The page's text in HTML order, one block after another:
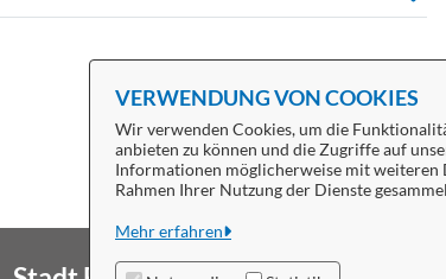
VERWENDUNG VON COOKIES
Wir verwenden Cookies, um die
anbieten zu können und die Zugriffe auf
Informationen möglicherweise mit weiteren
Rahmen Ihrer Nutzung der Dienste
Mehr erfahren